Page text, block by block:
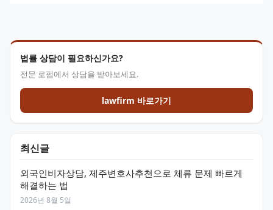
법률 상담이 필요하신가요?
전문 로펌에서 상담을 받아보세요.
lawfirm 바로가기
최신글
외국인비자상담, 제주변호사추천으로 체류 문제 빠르게
해결하는 법
2026년 8월 5일